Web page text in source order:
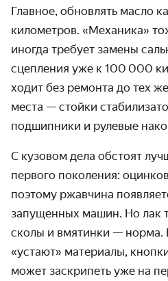
Главное, обновлять масло
километров. «Механика»
иногда требует замены
сцепления уже к 100 000
ходит без ремонта до тех
места — стойки
подшипники и рулевые
С кузовом дела обстоят
первого поколения:
поэтому ржавчина
запущенных машин. Но лак
сколы и вмятинки — норма.
«устают» материалы,
может заскрипеть уже на